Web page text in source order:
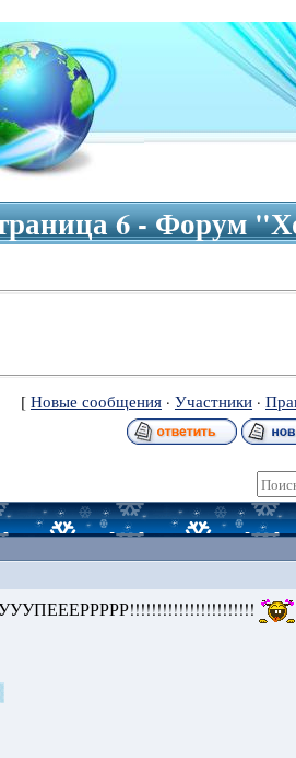
6 - Форум
[ Новые сообщения· Участники·